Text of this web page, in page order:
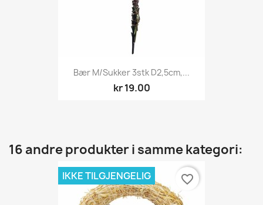
Bær M/sukker 3stk D2,5cm,...
kr 19.00
16 andre produkter i samme kategori:
IKKE TILGJENGELIG favorite_border